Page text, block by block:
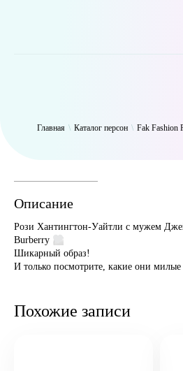
Главная \ Каталог персон \ Fak Fashion
Описание
Рози Хантингтон-Уайтли с мужем
Burberry
Шикарный образ!
И только посмотрите, какие они милые
Похожие записи